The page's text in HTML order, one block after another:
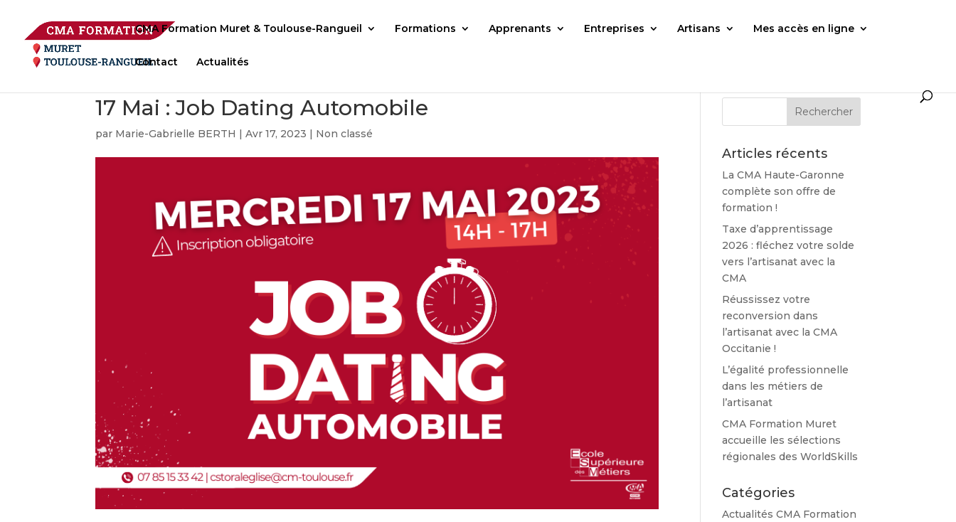
CMA Formation Muret & Toulouse-Rangueil Formations Apprenants Entreprises Artisans Mes accès en ligne
Contact Actualités
17 Mai : Job Dating Automobile
par Marie-Gabrielle BERTH |Avr 17, 2023 | Non classé
Articles récents
La CMA Haute-Garonne
complète son offre de
formation !
Taxe d’apprentissage
2026 : fléchez votre solde
vers l’artisanat avec la
CMA
Réussissez votre
reconversion dans
l’artisanat avec la CMA
Occitanie !
L’égalité professionnelle
dans les métiers de
l’artisanat
CMA Formation Muret
accueille les sélections
régionales des WorldSkills
Catégories
Actualités CMA Formation